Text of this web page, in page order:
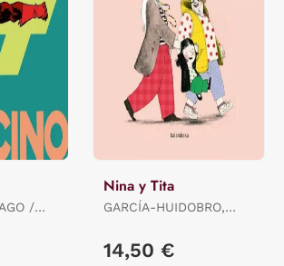
/
Nina y Tita
GARCÍA-HUIDOBRO,
14,50 €